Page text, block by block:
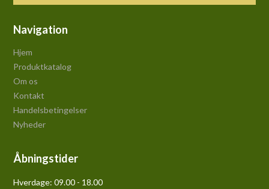
Navigation
Hjem
Produktkatalog
Om os
Kontakt
Handelsbetingelser
Nyheder
Åbningstider
Hverdage: 09.00 - 18.00